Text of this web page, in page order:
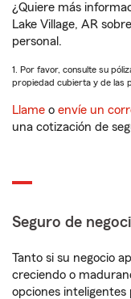
¿Quiere más
Lake Village, AR
personal.
1. Por favor, consulte su
propiedad cubierta y de las
Llame o envíe un
una cotización de
Seguro de
Tanto si su negocio
creciendo o
opciones inteligentes